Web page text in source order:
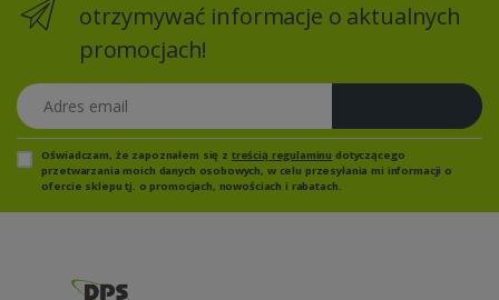
otrzymywać informacje o aktualnych
promocjach!
Adres email
Oświadczam, że zapoznałem się z treścią regulaminu dotyczącego
przetwarzania moich danych osobowych, w celu przesyłania mi informacji o
ofercie sklepu tj. o promocjach, nowościach i rabatach.